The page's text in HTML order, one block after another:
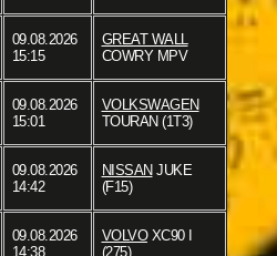
09.08.2026
15:15
GREAT WALL
COWRY MPV
09.08.2026
15:01
VOLKSWAGEN
TOURAN (1T3)
09.08.2026
14:42
NISSAN JUKE
(F15)
09.08.2026
14:38
VOLVOXC90 I
(275)